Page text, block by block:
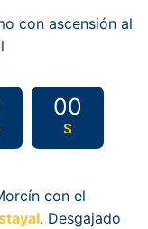
con ascensión al
00
S
con el
. Desgajado